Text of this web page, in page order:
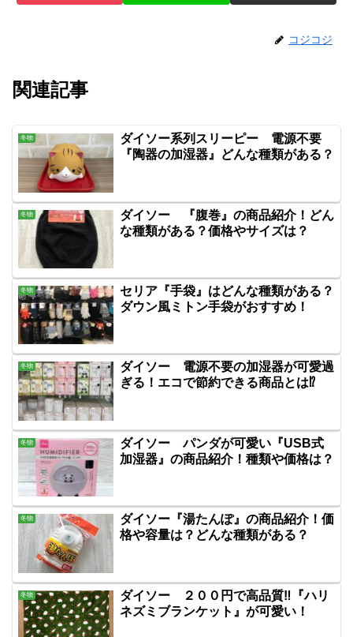
コジコジ
関連記事
冬物
ダイソー系列スリーピー 電源不要
『陶器の加湿器』どんな種類がある？
冬物
ダイソー 『腹巻』の商品紹介！どん
な種類がある？価格やサイズは？
冬物
セリア『手袋』はどんな種類がある？
ダウン風ミトン手袋がおすすめ！
冬物
ダイソー 電源不要の加湿器が可愛過
ぎる！エコで節約できる商品とは⁉
冬物
ダイソー パンダが可愛い『USB式
加湿器』の商品紹介！種類や価格は？
冬物
ダイソー『湯たんぽ』の商品紹介！価
格や容量は？どんな種類がある？
冬物
ダイソー ２００円で高品質‼『ハリ
ネズミブランケット』が可愛い！